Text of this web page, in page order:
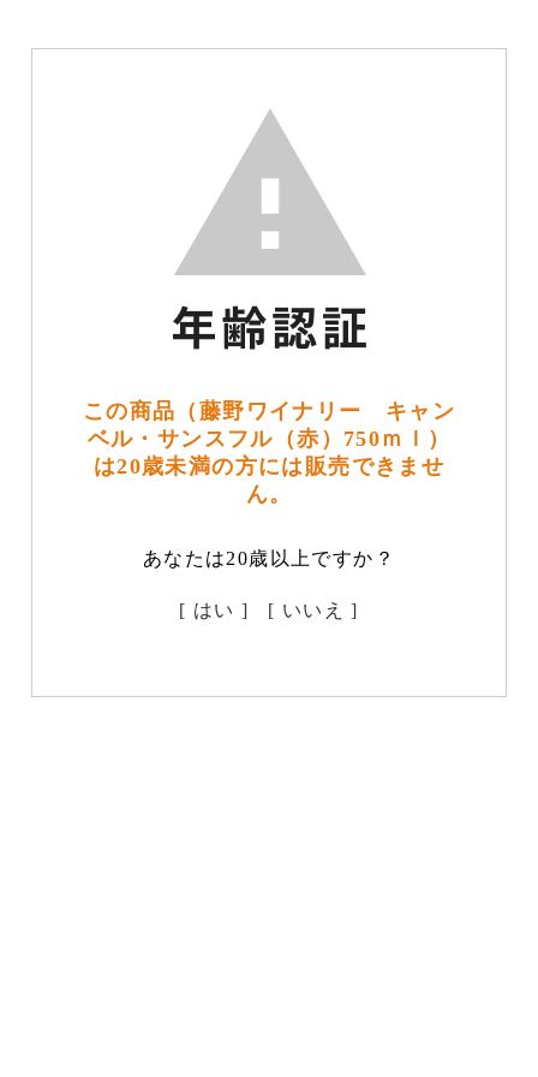
この商品（藤野ワイナリー キャン
ベル・サンスフル（赤）750ｍｌ）
は20歳未満の方には販売できませ
ん。
あなたは20歳以上ですか？
[ はい ] [ いいえ ]